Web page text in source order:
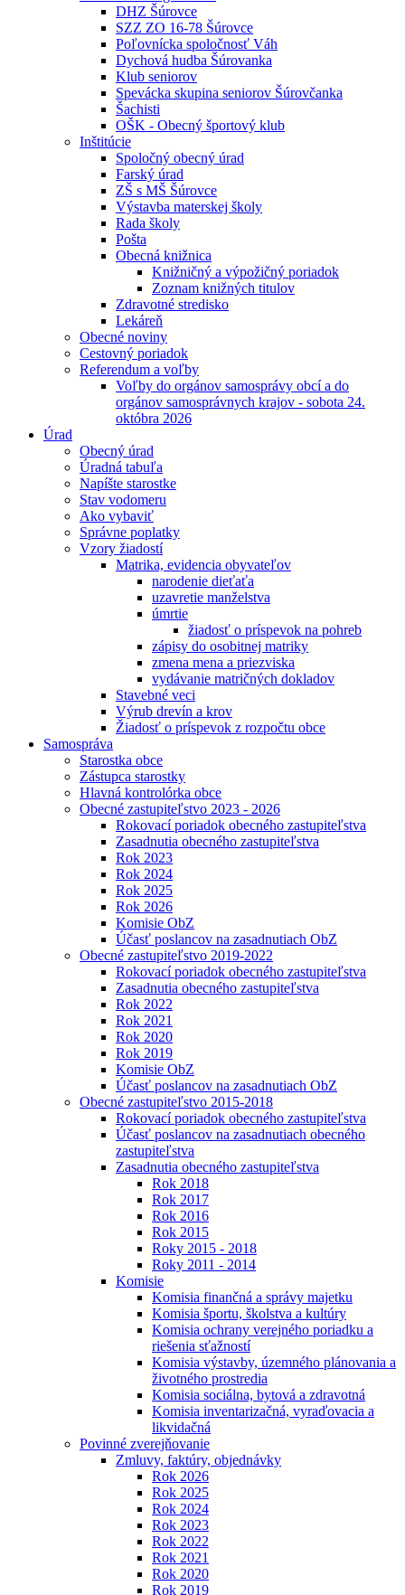
DHZ Šúrovce
SZZ ZO 16-78 Šúrovce
Poľovnícka spoločnosť Váh
Dychová hudba Šúrovanka
Klub seniorov
Spevácka skupina seniorov Šúrovčanka
Šachisti
OŠK - Obecný športový klub
Inštitúcie
Spoločný obecný úrad
Farský úrad
ZŠ s MŠ Šúrovce
Výstavba materskej školy
Rada školy
Pošta
Obecná knižnica
Knižničný a výpožičný poriadok
Zoznam knižných titulov
Zdravotné stredisko
Lekáreň
Obecné noviny
Cestovný poriadok
Referendum a voľby
Voľby do orgánov samosprávy obcí a do
orgánov samosprávnych krajov - sobota 24.
októbra 2026
Úrad
Obecný úrad
Úradná tabuľa
Napíšte starostke
Stav vodomeru
Ako vybaviť
Správne poplatky
Vzory žiadostí
Matrika, evidencia obyvateľov
narodenie dieťaťa
uzavretie manželstva
úmrtie
žiadosť o príspevok na pohreb
zápisy do osobitnej matriky
zmena mena a priezviska
vydávanie matričných dokladov
Stavebné veci
Výrub drevín a krov
Žiadosť o príspevok z rozpočtu obce
Samospráva
Starostka obce
Zástupca starostky
Hlavná kontrolórka obce
Obecné zastupiteľstvo 2023 - 2026
Rokovací poriadok obecného zastupiteľstva
Zasadnutia obecného zastupiteľstva
Rok 2023
Rok 2024
Rok 2025
Rok 2026
Komisie ObZ
Účasť poslancov na zasadnutiach ObZ
Obecné zastupiteľstvo 2019-2022
Rokovací poriadok obecného zastupiteľstva
Zasadnutia obecného zastupiteľstva
Rok 2022
Rok 2021
Rok 2020
Rok 2019
Komisie ObZ
Účasť poslancov na zasadnutiach ObZ
Obecné zastupiteľstvo 2015-2018
Rokovací poriadok obecného zastupiteľstva
Účasť poslancov na zasadnutiach obecného
zastupiteľstva
Zasadnutia obecného zastupiteľstva
Rok 2018
Rok 2017
Rok 2016
Rok 2015
Roky 2015 - 2018
Roky 2011 - 2014
Komisie
Komisia finančná a správy majetku
Komisia športu, školstva a kultúry
Komisia ochrany verejného poriadku a
riešenia sťažností
Komisia výstavby, územného plánovania a
životného prostredia
Komisia sociálna, bytová a zdravotná
Komisia inventarizačná, vyraďovacia a
likvidačná
Povinné zverejňovanie
Zmluvy, faktúry, objednávky
Rok 2026
Rok 2025
Rok 2024
Rok 2023
Rok 2022
Rok 2021
Rok 2020
Rok 2019